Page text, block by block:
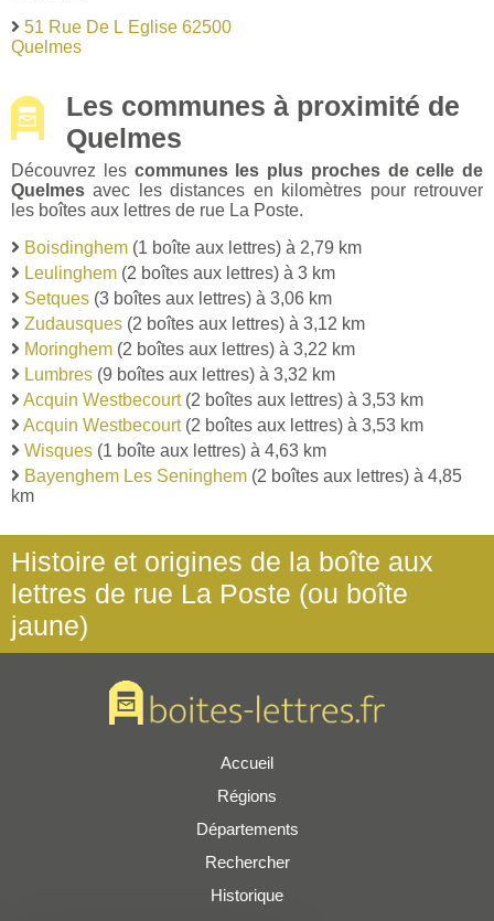
51 Rue De L Eglise 62500
Quelmes
Les communes à proximité de
Quelmes
Découvrez les communes les plus proches de celle de
Quelmes avec les distances en kilomètres pour retrouver
les boîtes aux lettres de rue La Poste.
Boisdinghem (1 boîte aux lettres) à 2,79 km
Leulinghem (2 boîtes aux lettres) à 3 km
Setques (3 boîtes aux lettres) à 3,06 km
Zudausques (2 boîtes aux lettres) à 3,12 km
Moringhem (2 boîtes aux lettres) à 3,22 km
Lumbres (9 boîtes aux lettres) à 3,32 km
Acquin Westbecourt(2 boîtes aux lettres) à 3,53 km
Acquin Westbecourt(2 boîtes aux lettres) à 3,53 km
Wisques (1 boîte aux lettres) à 4,63 km
Bayenghem Les Seninghem (2 boîtes aux lettres) à 4,85
km
Histoire et origines de la boîte aux
lettres de rue La Poste (ou boîte
jaune)
Accueil
Régions
Départements
Rechercher
Historique